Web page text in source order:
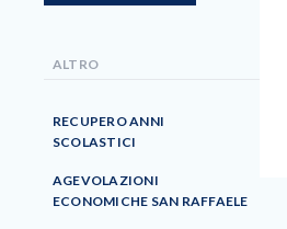
ALTRO
RECUPERO ANNI
SCOLASTICI
AGEVOLAZIONI
ECONOMICHE SAN RAFFAELE